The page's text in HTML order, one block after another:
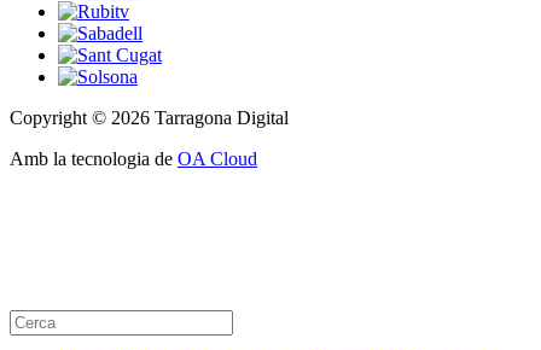
Copyright © 2026 Tarragona Digital
Amb la tecnologia de OA Cloud